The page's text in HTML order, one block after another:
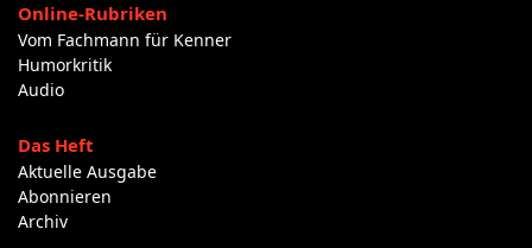
Online-Rubriken
Vom Fachmann für Kenner
Humorkritik
Audio
Das Heft
Aktuelle Ausgabe
Abonnieren
Archiv